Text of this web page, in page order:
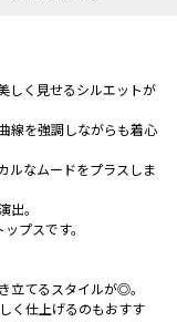
しく見せるシルエットが
線を強調しながらも着心
ルなムードをプラスしま
。
プスです。
立てるスタイルが◎。
く仕上げるのもおすす